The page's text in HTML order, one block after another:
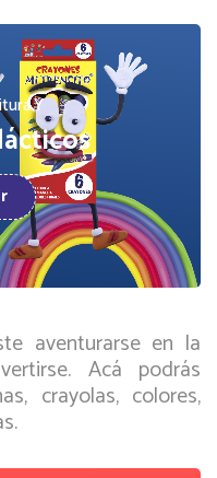
Y
aventurarse en la
Acá podrás
crayolas, colores,